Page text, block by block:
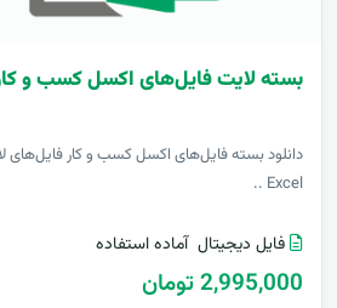
بسته لایت فایل‌های اکسل کسب و
دانلود بسته فایل‌های اکسل کسب و کار فایل‌های
Excel ..
فایل دیجیتال آماده استفاده
2,995,000 تومان